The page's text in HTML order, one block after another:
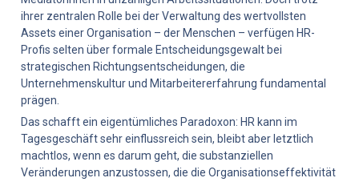
ihrer zentralen Rolle bei der Verwaltung des wertvollsten
Assets einer Organisation – der Menschen – verfügen HR-
Profis selten über formale Entscheidungsgewalt bei
strategischen Richtungsentscheidungen, die
Unternehmenskultur und Mitarbeitererfahrung fundamental
prägen.
Das schafft ein eigentümliches Paradoxon: HR kann im
Tagesgeschäft sehr einflussreich sein, bleibt aber letztlich
machtlos, wenn es darum geht, die substanziellen
Veränderungen anzustossen, die die Organisationseffektivität